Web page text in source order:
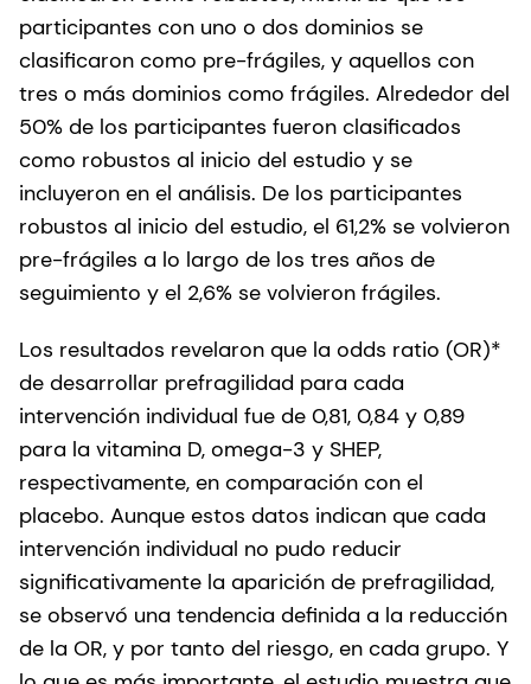
participantes con uno o dos dominios se
clasificaron como pre-frágiles, y aquellos con
tres o más dominios como frágiles. Alrededor del
50% de los participantes fueron clasificados
como robustos al inicio del estudio y se
incluyeron en el análisis. De los participantes
robustos al inicio del estudio, el 61,2% se volvieron
pre-frágiles a lo largo de los tres años de
seguimiento y el 2,6% se volvieron frágiles.
Los resultados revelaron que la odds ratio (OR)*
de desarrollar prefragilidad para cada
intervención individual fue de 0,81, 0,84 y 0,89
para la vitamina D, omega-3 y SHEP,
respectivamente, en comparación con el
placebo. Aunque estos datos indican que cada
intervención individual no pudo reducir
significativamente la aparición de prefragilidad,
se observó una tendencia definida a la reducción
de la OR, y por tanto del riesgo, en cada grupo. Y